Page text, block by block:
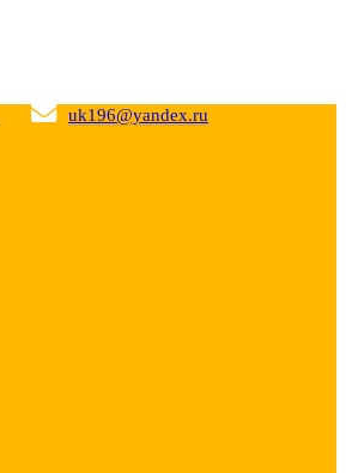
uk196@yandex.ru